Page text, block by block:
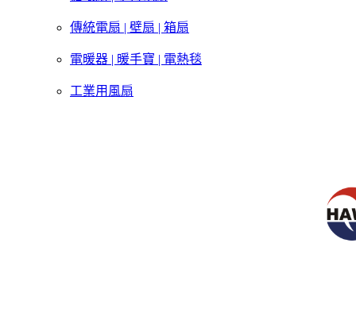
傳統電扇 | 壁扇 | 箱扇
電暖器 | 暖手寶 | 電熱毯
工業用風扇